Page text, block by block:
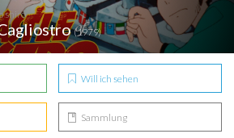
shiro
(1979)
Will ich sehen
Sammlung